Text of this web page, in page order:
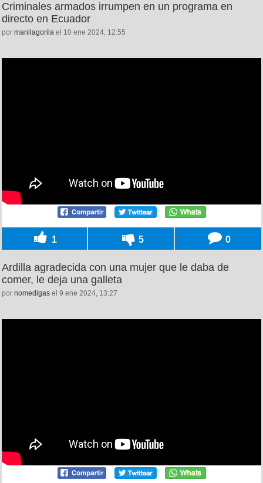
Criminales armados irrumpen en un programa en
directo en Ecuador
por manilagorila el 10 ene 2024, 12:55
1 5 0
Ardilla agradecida con una mujer que le daba de
comer, le deja una galleta
por nomedigas el 9 ene 2024, 13:27